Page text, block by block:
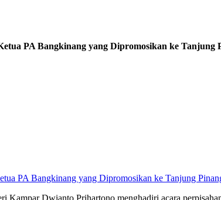
PA Bangkinang yang Dipromosikan ke Tanjung